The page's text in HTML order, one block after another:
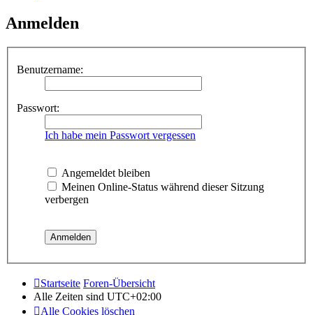
Anmelden
Benutzername:
Passwort:
Ich habe mein Passwort vergessen
Angemeldet bleiben
Meinen Online-Status während dieser Sitzung
verbergen
Startseite Foren-Übersicht
Alle Zeiten sind UTC+02:00
Alle Cookies löschen